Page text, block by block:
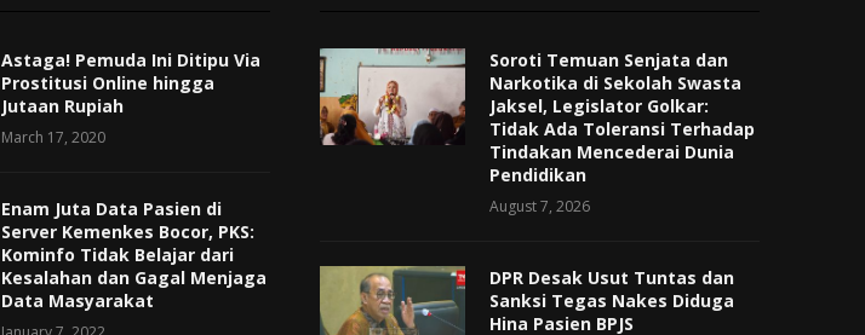
Astaga! Pemuda Ini Ditipu Via
Prostitusi Online hingga
Jutaan Rupiah
March 17, 2020
Enam Juta Data Pasien di
Server Kemenkes Bocor, PKS:
Kominfo Tidak Belajar dari
Kesalahan dan Gagal Menjaga
Data Masyarakat
Soroti Temuan Senjata dan
Narkotika di Sekolah Swasta
Jaksel, Legislator Golkar:
Tidak Ada Toleransi Terhadap
Tindakan Mencederai Dunia
Pendidikan
August 7, 2026
DPR Desak Usut Tuntas dan
Sanksi Tegas Nakes Diduga
Hina Pasien BPJS